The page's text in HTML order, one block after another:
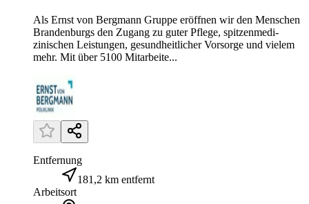
Als Ernst von Bergmann Gruppe eröffnen wir den Menschen
Brandenburgs den Zugang zu guter Pflege, spitzen­medi­
zinischen Leistungen, gesundheitlicher Vorsorge und vielem
mehr. Mit über 5100 Mitarbeite...
Entfernung
181,2 km entfernt
Arbeitsort